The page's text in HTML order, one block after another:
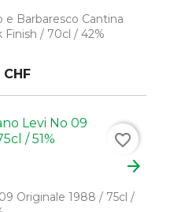
e Barbaresco Cantina
Finish / 70cl / 42%
arrow_forward
Originale 1988 / 75cl /
favorite_border